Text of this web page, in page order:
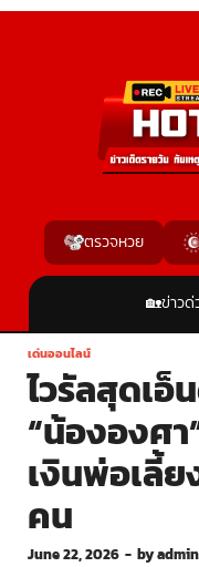
ตรวจหวย
🏡ข่าวด่
เด่นออนไลน์
ไวรัลสุดเอ็
“น้ององศ
เงินพ่อเลี้ย
คน
June 22, 2026 - byadmin